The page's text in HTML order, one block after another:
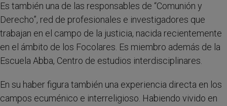
Es también una de las responsables de “Comunión y
Derecho”, red de profesionales e investigadores que
trabajan en el campo de la justicia, nacida recientemente
en el ámbito de los Focolares. Es miembro además de la
Escuela Abba, Centro de estudios interdisciplinares.
En su haber figura también una experiencia directa en los
campos ecuménico e interreligioso. Habiendo vivido en